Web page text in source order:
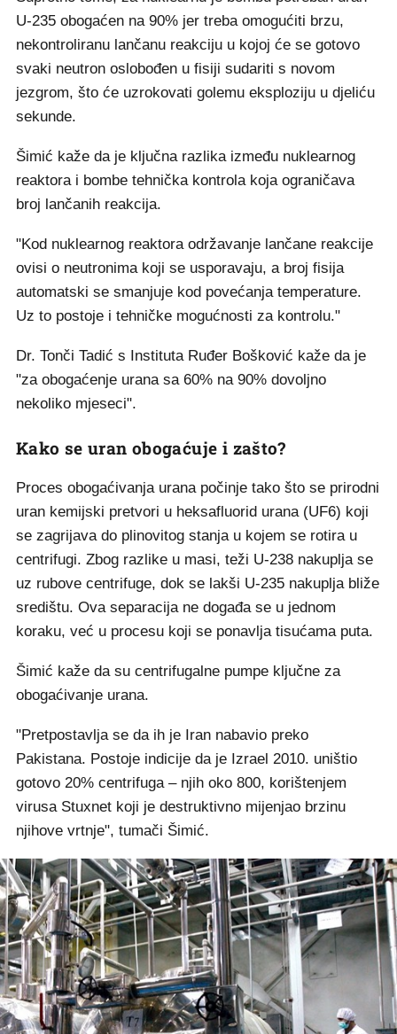
U-235 obogaćen na 90% jer treba omogućiti brzu,
nekontroliranu lančanu reakciju u kojoj će se gotovo
svaki neutron oslobođen u fisiji sudariti s novom
jezgrom, što će uzrokovati golemu eksploziju u djeliću
sekunde.
Šimić kaže da je ključna razlika između nuklearnog
reaktora i bombe tehnička kontrola koja ograničava
broj lančanih reakcija.
"Kod nuklearnog reaktora održavanje lančane reakcije
ovisi o neutronima koji se usporavaju, a broj fisija
automatski se smanjuje kod povećanja temperature.
Uz to postoje i tehničke mogućnosti za kontrolu."
Dr. Tonči Tadić s Instituta Ruđer Bošković kaže da je
"za obogaćenje urana sa 60% na 90% dovoljno
nekoliko mjeseci".
Kako se uran obogaćuje i zašto?
Proces obogaćivanja urana počinje tako što se prirodni
uran kemijski pretvori u heksafluorid urana (UF6) koji
se zagrijava do plinovitog stanja u kojem se rotira u
centrifugi. Zbog razlike u masi, teži U-238 nakuplja se
uz rubove centrifuge, dok se lakši U-235 nakuplja bliže
središtu. Ova separacija ne događa se u jednom
koraku, već u procesu koji se ponavlja tisućama puta.
Šimić kaže da su centrifugalne pumpe ključne za
obogaćivanje urana.
"Pretpostavlja se da ih je Iran nabavio preko
Pakistana. Postoje indicije da je Izrael 2010. uništio
gotovo 20% centrifuga – njih oko 800, korištenjem
virusa Stuxnet koji je destruktivno mijenjao brzinu
njihove vrtnje", tumači Šimić.